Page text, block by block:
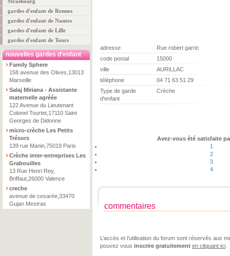
gardes d'enfant de Rennes
gardes d'enfant de Nantes
gardes d'enfant de Lille
gardes d'enfant de Tours
nouvelles gardes d'enfant
Family Sphere
158 avenue des Olives,13013
Marseille
Salaj Miriana - Assistante
maternelle agréée
122 Avenue du Lieutenant
Colonel Tourtet,17110 Saint
Georges de Didonne
micro-crèche Les Petits
Trésors
139 rue Manin,75019 Paris
Crèche inter-entreprises Les
Grabouilles
13 Rue Henri Rey,
Briffaut,26000 Valence
creche
avenue de cesarée,33470
Gujan Mestras
adresse
Rue robert garric
code postal
15000
ville
AURILLAC
téléphone
04 71 63 51 29
Type de garde
d'enfant
Crèche
Avez-vous été satisfaite
1
2
3
4
commentaires
L’accès et l’utilisation du forum sont réservés aux
pouvez vous inscrire gratuitement en cliquant ici